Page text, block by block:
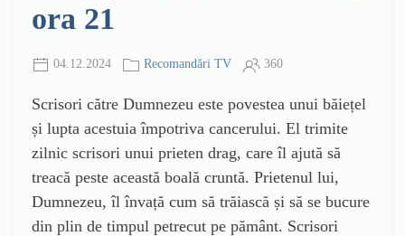
ora 21
04.12.2024 Recomandări TV 360
Scrisori către Dumnezeu este povestea unui băiețel
și lupta acestuia împotriva cancerului. El trimite
zilnic scrisori unui prieten drag, care îl ajută să
treacă peste această boală cruntă. Prietenul lui,
Dumnezeu, îl învață cum să trăiască și să se bucure
din plin de timpul petrecut pe pământ. Scrisori